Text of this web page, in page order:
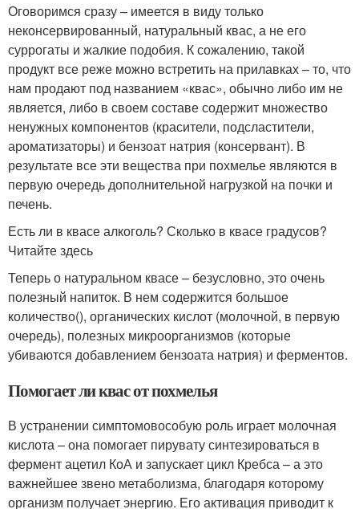
Оговоримся сразу – имеется в виду только
неконсервированный, натуральный квас, а не его
суррогаты и жалкие подобия. К сожалению, такой
продукт все реже можно встретить на прилавках – то, что
нам продают под названием «квас», обычно либо им не
является, либо в своем составе содержит множество
ненужных компонентов (красители, подсластители,
ароматизаторы) и бензоат натрия (консервант). В
результате все эти вещества при похмелье являются в
первую очередь дополнительной нагрузкой на почки и
печень.
Есть ли в квасе алкоголь? Сколько в квасе градусов?
Читайте здесь
Теперь о натуральном квасе – безусловно, это очень
полезный напиток. В нем содержится большое
количество(), органических кислот (молочной, в первую
очередь), полезных микроорганизмов (которые
убиваются добавлением бензоата натрия) и ферментов.
Помогает ли квас от похмелья
В устранении симптомовособую роль играет молочная
кислота – она помогает пирувату синтезироваться в
фермент ацетил КоА и запускает цикл Кребса – а это
важнейшее звено метаболизма, благодаря которому
организм получает энергию. Его активация приводит к